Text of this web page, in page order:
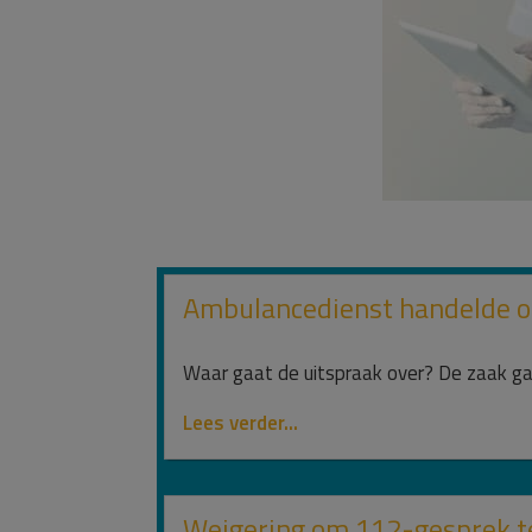
Ambulancedienst handelde
Waar gaat de uitspraak over? De zaak
Lees verder...